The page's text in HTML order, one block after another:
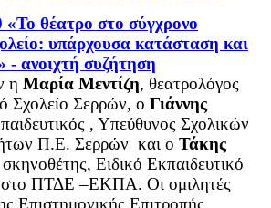
θέατρο στο σύγχρονο
υπάρχουσα κατάσταση και
- ανοιχτή συζήτηση
η Μαρία Μεντίζη, θεατρολόγος
Σχολείο Σερρών, ο Γιάννης
, Υπεύθυνος Σχολικών
Π.Ε. Σερρών και ο Τάκης
Ειδικό Εκπαιδευτικό
ΠΤΔΕ –ΕΚΠΑ. Οι ομιλητές
Επιστημονικής Επιτροπής